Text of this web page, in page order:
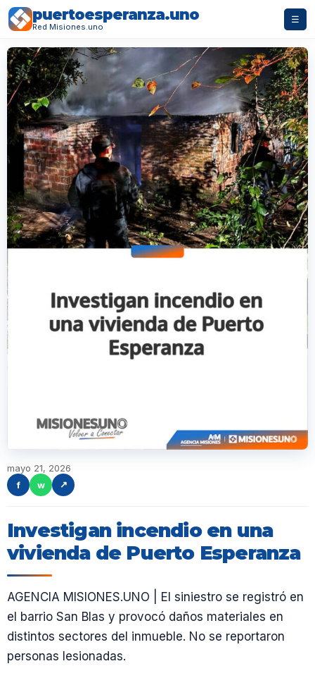
puertoesperanza.uno
Red Misiones.uno
☰
mayo 21, 2026
f
w ↗
Investigan incendio en una
vivienda de Puerto Esperanza
AGENCIA MISIONES.UNO | El siniestro se registró en
el barrio San Blas y provocó daños materiales en
distintos sectores del inmueble. No se reportaron
personas lesionadas.